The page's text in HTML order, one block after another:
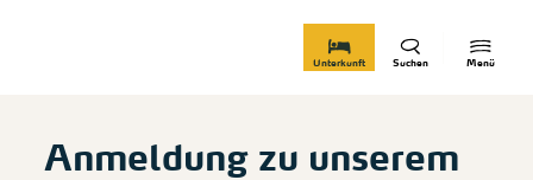
Menü
Suchen
Unterkunft
Anmeldung zu unserem